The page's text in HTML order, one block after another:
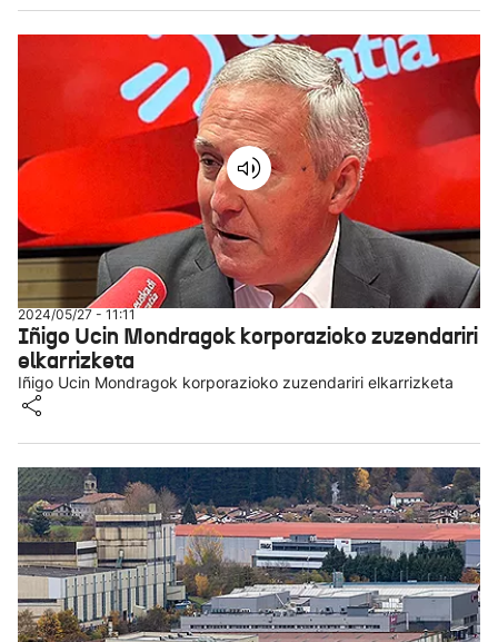
2024/05/27 - 11:11
Iñigo Ucin Mondragok korporazioko zuzendariri
elkarrizketa
Iñigo Ucin Mondragok korporazioko zuzendariri elkarrizketa